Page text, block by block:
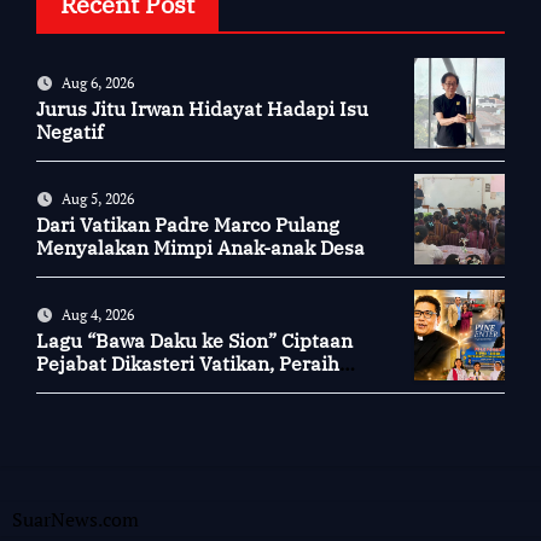
Aug 6, 2026
Jurus Jitu Irwan Hidayat Hadapi Isu
Negatif
Aug 5, 2026
Dari Vatikan Padre Marco Pulang
Menyalakan Mimpi Anak-anak Desa
Aug 4, 2026
Lagu “Bawa Daku ke Sion” Ciptaan
Pejabat Dikasteri Vatikan, Peraih
SuarNews.com